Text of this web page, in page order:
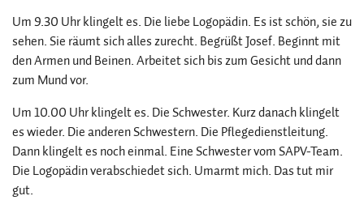
Um 9.30 Uhr klingelt es. Die liebe Logopädin. Es ist schön, sie zu
sehen. Sie räumt sich alles zurecht. Begrüßt Josef. Beginnt mit
den Armen und Beinen. Arbeitet sich bis zum Gesicht und dann
zum Mund vor.
Um 10.00 Uhr klingelt es. Die Schwester. Kurz danach klingelt
es wieder. Die anderen Schwestern. Die Pflegedienstleitung.
Dann klingelt es noch einmal. Eine Schwester vom SAPV-Team.
Die Logopädin verabschiedet sich. Umarmt mich. Das tut mir
gut.